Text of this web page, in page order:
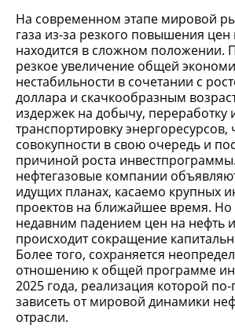
На современном этапе мировой
газа из-за резкого повышения цен
находится в сложном положении.
резкое увеличение общей
нестабильности в сочетании с
доллара и скачкообразным
издержек на добычу, переработку
транспортировку энергоресурсов,
совокупности в свою очередь и
причиной роста
нефтегазовые компании
идущих планах, касаемо крупных
проектов на ближайшее время. Но
недавним падением цен на нефть
происходит сокращение
Более того, сохраняется
отношению к общей программе
2025 года, реализация которой
зависеть от мировой динамики
отрасли.